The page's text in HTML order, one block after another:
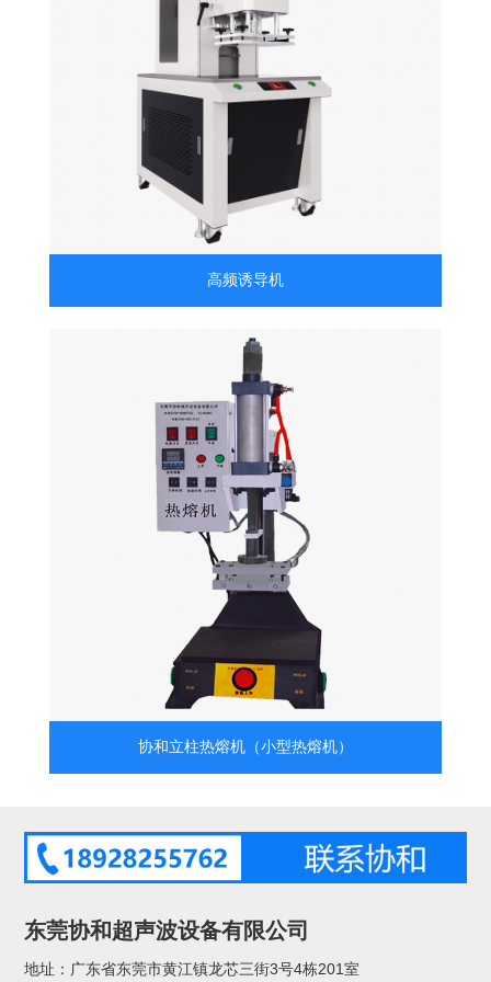
高频诱导机
协和立柱热熔机（小型热熔机）
东莞协和超声波设备有限公司
地址：广东省东莞市黄江镇龙芯三街3号4栋201室